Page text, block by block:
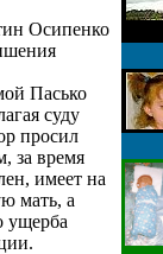
Осипенко
Пасько
суду
просил
за время
имеет на
мать, а
ущерба